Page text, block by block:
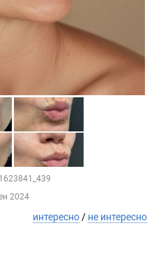
2024
интересно/ не интересно